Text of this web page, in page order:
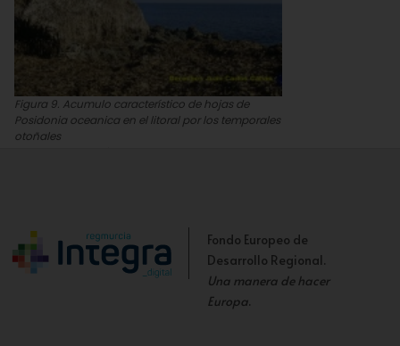
Figura 9. Acumulo característico de hojas de
Posidonia oceanica en el litoral por los temporales
otoñales
Fondo Europeo de
Desarrollo Regional.
Una manera de hacer
Europa.